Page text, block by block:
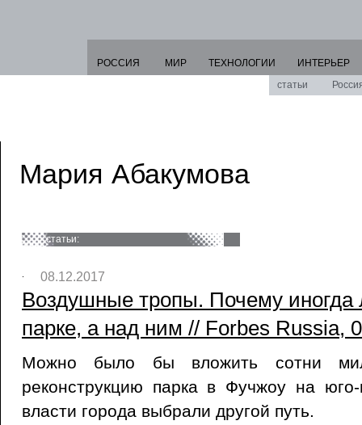
РОССИЯ МИР ТЕХНОЛОГИИ
ИНТЕРЬЕР
статьи
Мария Абакумова
статьи:
08.12.2017
Воздушные тропы. Почему иногда
парке, а над ним // Forbes Russia,
Можно было бы вложить сотни
реконструкцию парка в Фучжоу на юго-
власти города выбрали другой путь.